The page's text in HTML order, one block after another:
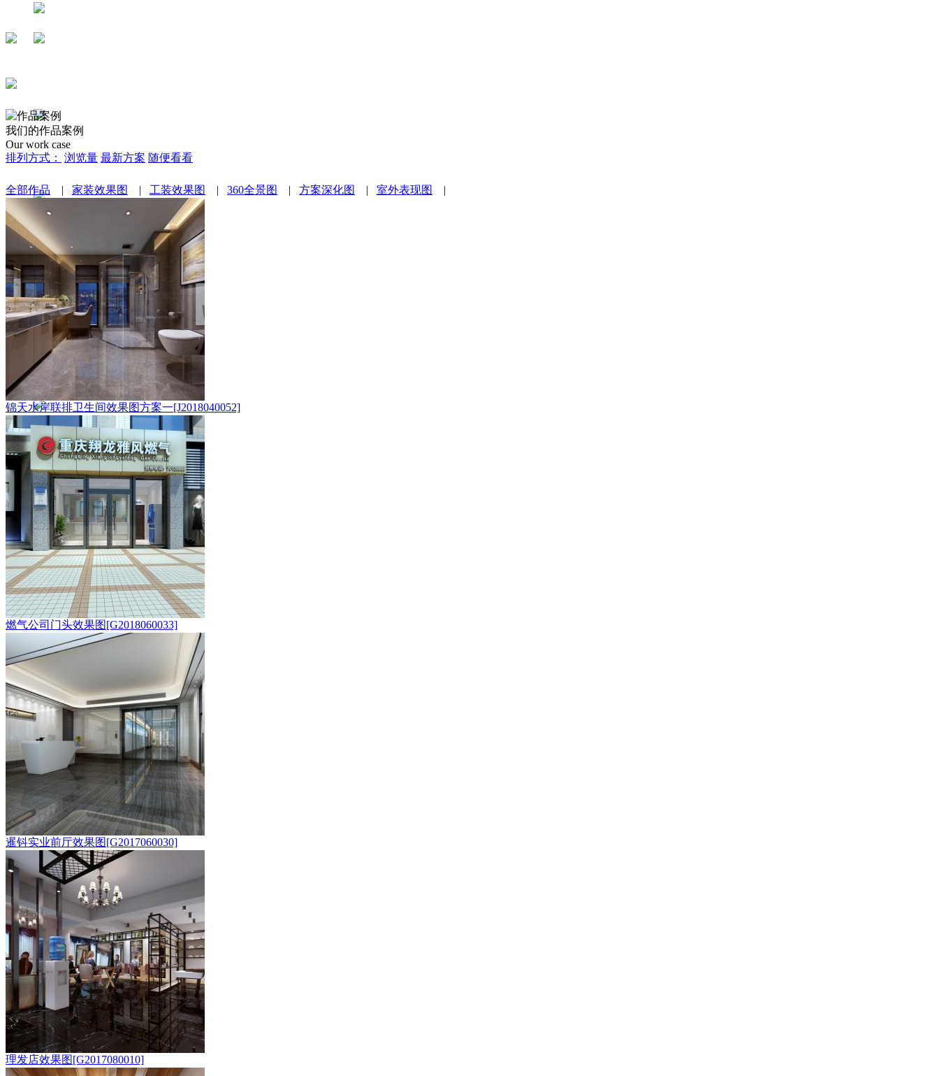
我们的作品案例
Our work case
排列方式：
浏览量 最新方案 随便看看
全部作品 | 家装效果图 | 工装效果图 | 360全景图 | 方案深化图 | 室外表现图 |
锦天水岸联排卫生间效果图方案一[J2018040052]
燃气公司门头效果图[G2018060033]
暹钭实业前厅效果图[G2017060030]
理发店效果图[G2017080010]